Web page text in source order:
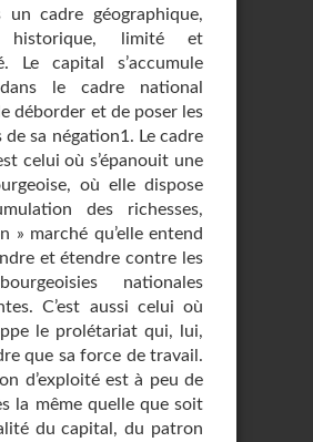
un cadre géographique,
historique, limité et
Le capital s’accumule
le cadre national
déborder et de poser les
de sa négation1. Le cadre
celui où s’épanouit une
où elle dispose
des richesses,
» marché qu’elle entend
et étendre contre les
nationales
C’est aussi celui où
le prolétariat qui, lui,
que sa force de travail.
d’exploité est à peu de
la même quelle que soit
du capital, du patron